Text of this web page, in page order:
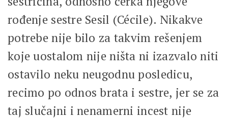
rođenje sestre Sesil (Cécile). Nikakve
potrebe nije bilo za takvim rešenjem
koje uostalom nije ništa ni izazvalo niti
ostavilo neku neugodnu posledicu,
recimo po odnos brata i sestre, jer se za
taj slučajni i nenamerni incest nije